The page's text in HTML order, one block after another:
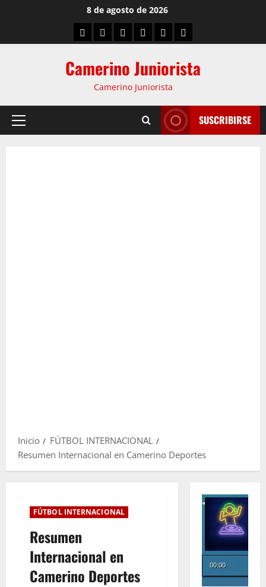
8 de agosto de 2026
Camerino Juniorista
Camerino Juniorista
SUSCRIBIRSE
Inicio
FÚTBOL INTERNACIONAL
Resumen Internacional en Camerino Deportes
FÚTBOL INTERNACIONAL
Resumen
Internacional en
Camerino Deportes